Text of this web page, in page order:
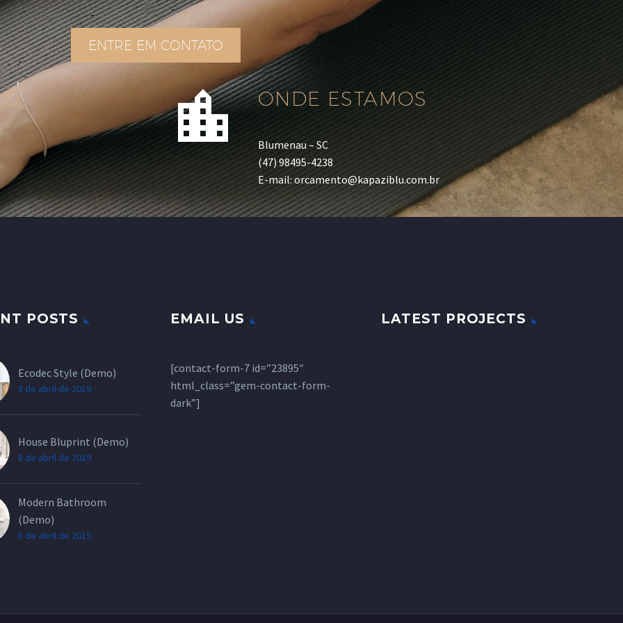
ENTRE EM CONTATO

 ONDE ESTAMOS
Blumenau – SC
(47) 98495-4238
E-mail: orcamento@kapaziblu.com.br
POSTS
Ecodec Style (Demo)
8 de abril de 2019
House Bluprint (Demo)
8 de abril de 2019
Modern Bathroom
(Demo)
8 de abril de 2019
EMAIL US
[contact-form-7 id=”23895″
html_class=”gem-contact-form-
dark”]
LATEST PROJECTS